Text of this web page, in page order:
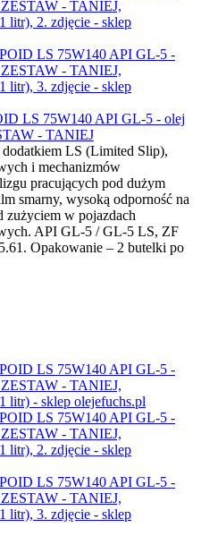
LS 75W140 API GL-5 - olej
- TANIEJ
LS (Limited Slip),
i mechanizmów
pracujących pod dużym
smarny, wysoką odporność na
zużyciem w pojazdach
API GL-5 / GL-5 LS, ZF
Opakowanie – 2 butelki po